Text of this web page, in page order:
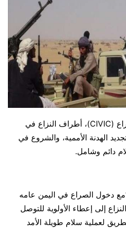
دعا مركز المدنيين في الصراع (CIVIC)، أطراف النزاع في
الهدنة الأممية، والشروع في
دائم وشامل.
دخول الصراع في اليمن عامه
إلى إعطاء الأولوية للتوصل
لعملية سلام طويلة الأمد